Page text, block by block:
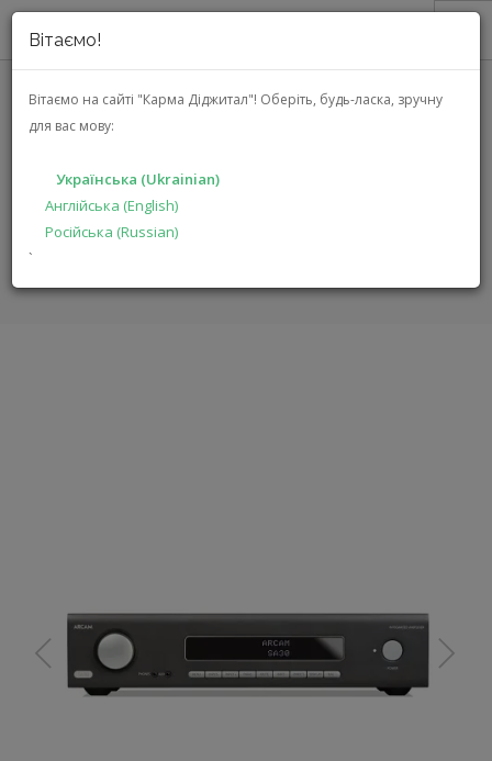
Вітаємо!
Вітаємо на сайті "Карма Діджитал"! Оберіть, будь-ласка, зручну
для вас мову:
Українська (Ukrainian)
Англійська (English)
Російська (Russian)
`
ПРО НАС
АКЦІЇ
РІШЕННЯ
ВИРОБНИКАМ
ГОЛОВНА КАТАЛОГ